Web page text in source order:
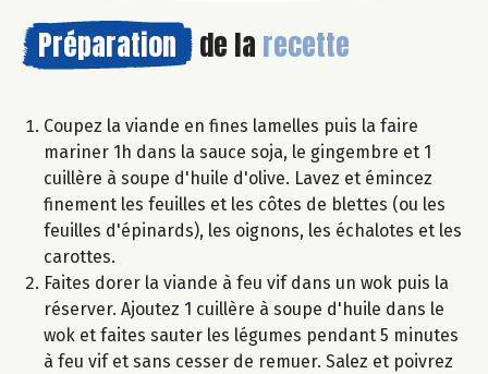
Préparation de la recette
Coupez la viande en fines lamelles puis la faire
mariner 1h dans la sauce soja, le gingembre et 1
cuillère à soupe d'huile d'olive. Lavez et émincez
finement les feuilles et les côtes de blettes (ou les
feuilles d'épinards), les oignons, les échalotes et les
carottes.
Faites dorer la viande à feu vif dans un wok puis la
réserver. Ajoutez 1 cuillère à soupe d'huile dans le
wok et faites sauter les légumes pendant 5 minutes
à feu vif et sans cesser de remuer. Salez et poivrez